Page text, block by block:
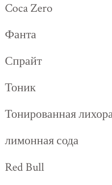
Coca Zero
Фанта
Спрайт
Тоник
Тонированная
лимонная сода
Red Bull